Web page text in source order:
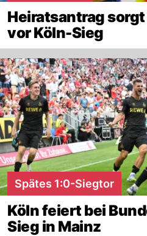
Heiratsantrag
vor Köln-Sieg
Spätes 1:0-Siegtor
Köln feiert bei
Sieg in Mainz